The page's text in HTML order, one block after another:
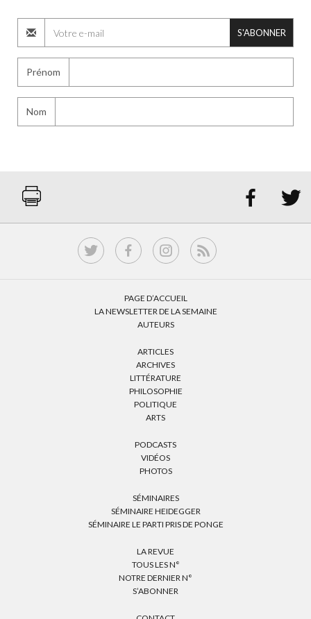
S'ABONNER
Prénom
Nom
 
PAGE D’ACCUEIL
LA NEWSLETTER DE LA SEMAINE
AUTEURS
ARTICLES
ARCHIVES
LITTÉRATURE
PHILOSOPHIE
POLITIQUE
ARTS
PODCASTS
VIDÉOS
PHOTOS
SÉMINAIRES
SÉMINAIRE HEIDEGGER
SÉMINAIRE LE PARTI PRIS DE PONGE
LA REVUE
TOUS LES N°
NOTRE DERNIER N°
S’ABONNER